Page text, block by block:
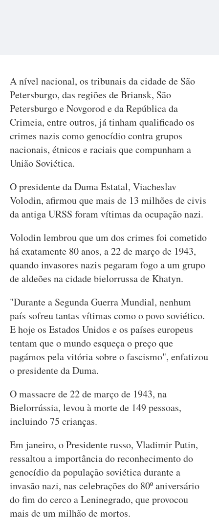
A nível nacional, os tribunais da cidade de São
Petersburgo, das regiões de Briansk, São
Petersburgo e Novgorod e da República da
Crimeia, entre outros, já tinham qualificado os
crimes nazis como genocídio contra grupos
nacionais, étnicos e raciais que compunham a
União Soviética.
O presidente da Duma Estatal, Viacheslav
Volodin, afirmou que mais de 13 milhões de civis
da antiga URSS foram vítimas da ocupação nazi.
Volodin lembrou que um dos crimes foi cometido
há exatamente 80 anos, a 22 de março de 1943,
quando invasores nazis pegaram fogo a um grupo
de aldeões na cidade bielorrussa de Khatyn.
"Durante a Segunda Guerra Mundial, nenhum
país sofreu tantas vítimas como o povo soviético.
E hoje os Estados Unidos e os países europeus
tentam que o mundo esqueça o preço que
pagámos pela vitória sobre o fascismo", enfatizou
o presidente da Duma.
O massacre de 22 de março de 1943, na
Bielorrússia, levou à morte de 149 pessoas,
incluindo 75 crianças.
Em janeiro, o Presidente russo, Vladimir Putin,
ressaltou a importância do reconhecimento do
genocídio da população soviética durante a
invasão nazi, nas celebrações do 80º aniversário
do fim do cerco a Leninegrado, que provocou
mais de um milhão de mortos.